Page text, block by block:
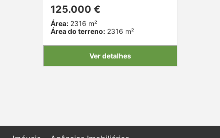
125.000 €
Área:2316 m²
Área do terreno:2316 m²
Ver detalhes